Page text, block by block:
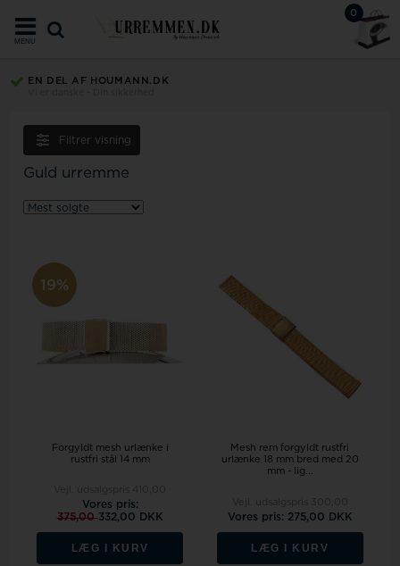
0
MENU
EN DEL AF HOUMANN.DK
Filtrer visning
Guld urremme
19%
Forgyldt mesh urlænke i
rustfri stål 14 mm
Vores pris:
375,00332,00 DKK
LÆG I KURV
Mesh rem forgyldt rustfri
urlænke 18 mm bred med 20
mm - lig...
Vores pris: 275,00 DKK
LÆG I KURV